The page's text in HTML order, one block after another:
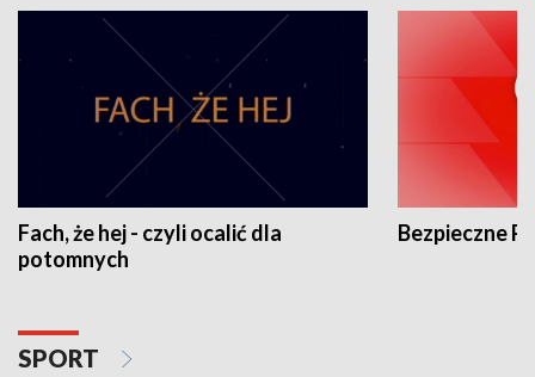
Fach, że hej - czyli ocalić dla
potomnych
Bezpieczne
SPORT